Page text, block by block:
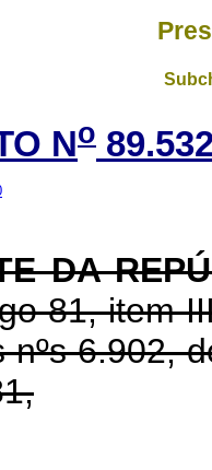
No
DA
81, item
nºs 6.902,